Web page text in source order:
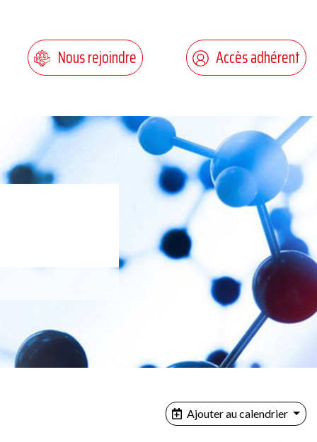
Nous rejoindre Accès adhérent
Ajouter au calendrier